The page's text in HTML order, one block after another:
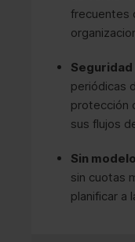
frecuentes
periódicas
protección
sus flujos
Sin
sin cuotas
planificar a